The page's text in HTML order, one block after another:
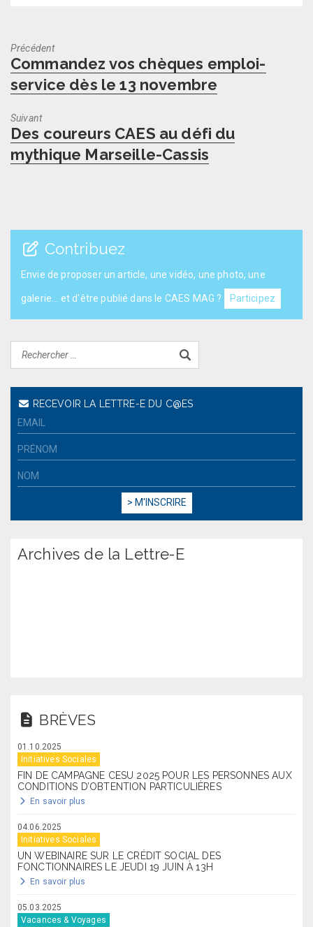
Précédent
Previous
post:
Commandez vos chèques emploi-
service dès le 13 novembre
Suivant
Next
post:
Des coureurs CAES au défi du
mythique Marseille-Cassis
Contribuez
Envie de proposer un article, une vidéo, une photo, une
galerie... et d'être publié dans le CAES MAG ? Participez
RECEVOIR LA LETTRE-E DU C@ES
Archives de la Lettre-E
BRÈVES
01.10.2025
Initiatives Sociales
FIN DE CAMPAGNE CESU 2025 POUR LES PERSONNES AUX
CONDITIONS D’OBTENTION PARTICULIÈRES
En savoir plus
04.06.2025
Initiatives Sociales
UN WEBINAIRE SUR LE CRÉDIT SOCIAL DES
FONCTIONNAIRES LE JEUDI 19 JUIN À 13H
En savoir plus
05.03.2025
Vacances & Voyages